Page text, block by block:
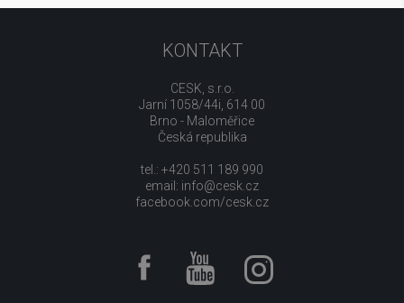
KONTAKT
CESK, s.r.o.
Jarní 1058/44i, 614 00
Brno - Maloměřice
Česká republika
tel.: +420 511 189 990
email: info@cesk.cz
facebook.com/cesk.cz